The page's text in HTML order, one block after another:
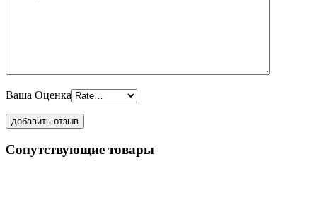
Ваша Оценка
Сопутствующие товары